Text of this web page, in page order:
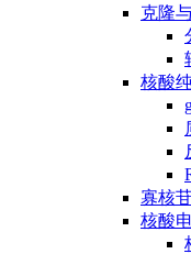
克隆
核酸
寡核
核酸